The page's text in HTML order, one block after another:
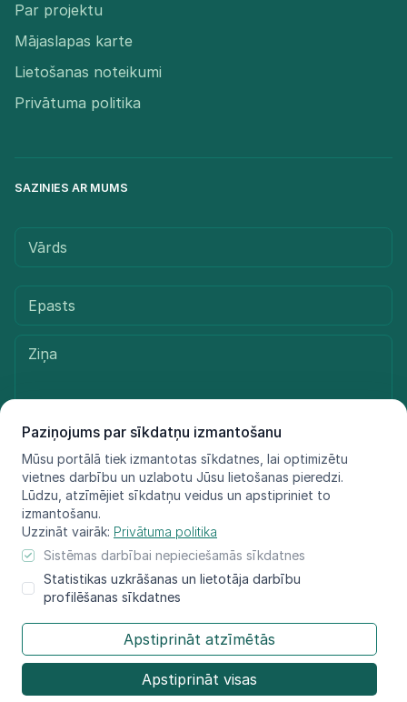
Paziņojums par sīkdatņu izmantošanu
Mūsu portālā tiek izmantotas sīkdatnes, lai optimizētu
vietnes darbību un uzlabotu Jūsu lietošanas pieredzi.
Lūdzu, atzīmējiet sīkdatņu veidus un apstipriniet to
izmantošanu.
Uzzināt vairāk: Privātuma politika
Sistēmas darbībai nepieciešamās sīkdatnes
Statistikas uzkrāšanas un lietotāja darbību
profilēšanas sīkdatnes
Apstiprināt atzīmētās
Apstiprināt visas
Par projektu
Mājaslapas karte
Lietošanas noteikumi
Privātuma politika
SAZINIES AR MUMS
Sūtīt ziņu
redzējumu, Eiropas Klimata, infrastruktūras
un vides izpildaģentūra nav atbildīga par šeit sniegtās informācijas